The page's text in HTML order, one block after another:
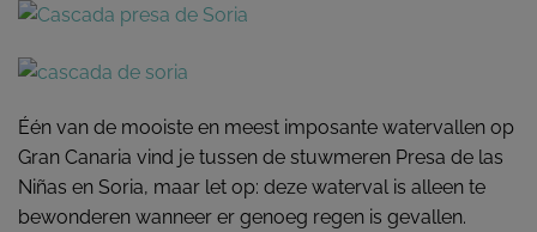
Één van de mooiste en meest imposante watervallen op
Gran Canaria vind je tussen de stuwmeren Presa de las
Niñas en Soria, maar let op: deze waterval is alleen te
bewonderen wanneer er genoeg regen is gevallen.